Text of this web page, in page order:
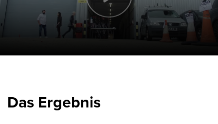
Das Ergebnis